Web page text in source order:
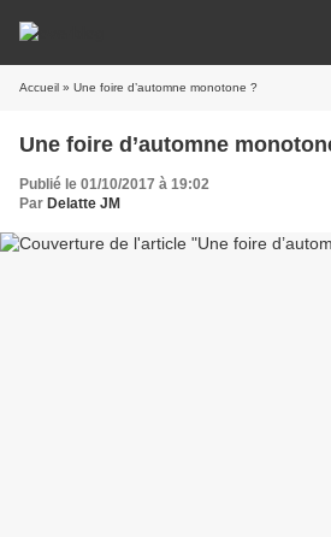
Accueil » Une foire d’automne monotone ?
Une foire d’automne
Publié le 01/10/2017 à 19:02
Par Delatte JM